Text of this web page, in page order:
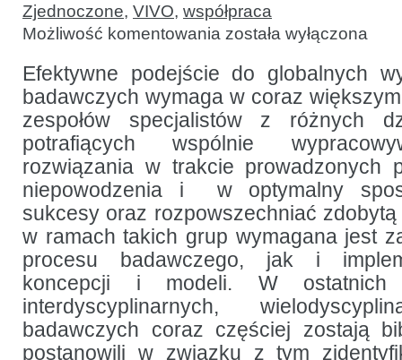
Zjednoczone, VIVO, współpraca
Możliwość komentowania Bibliotekarze
a interdyscyplinarne,
projekty
zespołowe:
projekt
została wyłączona
Efektywne podejście do globalnych
badawczych wymaga w coraz
zespołów specjalistów z różnych
potrafiących wspólnie
rozwiązania w trakcie prowadzonych
niepowodzenia i w optymalny
sukcesy oraz rozpowszechniać
w ramach takich grup wymagana jest
procesu badawczego, jak i
koncepcji i modeli. W ostatnich
interdyscyplinarnych,
badawczych coraz częściej zostają
postanowili w związku z tym